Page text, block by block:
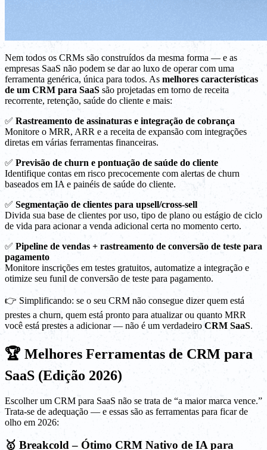
Nem todos os CRMs são construídos da mesma forma — e as
empresas SaaS não podem se dar ao luxo de operar com uma
ferramenta genérica, única para todos. As melhores características
de um CRM para SaaS são projetadas em torno de receita
recorrente, retenção, saúde do cliente e mais:
✅ Rastreamento de assinaturas e integração de cobrança
Monitore o MRR, ARR e a receita de expansão com integrações
diretas em várias ferramentas financeiras.
✅ Previsão de churn e pontuação de saúde do cliente
Identifique contas em risco precocemente com alertas de churn
baseados em IA e painéis de saúde do cliente.
✅ Segmentação de clientes para upsell/cross-sell
Divida sua base de clientes por uso, tipo de plano ou estágio de ciclo
de vida para acionar a venda adicional certa no momento certo.
✅ Pipeline de vendas + rastreamento de conversão de teste para
pagamento
Monitore inscrições em testes gratuitos, automatize a integração e
otimize seu funil de conversão de teste para pagamento.
👉 Simplificando: se o seu CRM não consegue dizer quem está
prestes a churn, quem está pronto para atualizar ou quanto MRR
você está prestes a adicionar — não é um verdadeiro CRM SaaS.
🏆 Melhores Ferramentas de CRM para
SaaS (Edição 2026)
Escolher um CRM para SaaS não se trata de “a maior marca vence.”
Trata-se de adequação — e essas são as ferramentas para ficar de
olho em 2026:
🥇 Breakcold – Ótimo CRM Nativo de IA para